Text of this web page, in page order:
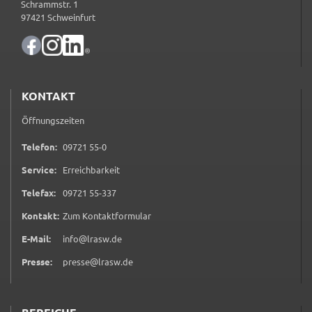
Schrammstr. 1
97421 Schweinfurt
KONTAKT
Öffnungszeiten
Telefon: 09721 55-00 9 7 2 1 5 5 0
Service: Erreichbarkeit
Telefax: 09721 55-3370 9 7 2 1 5 5 3 3 7
Kontakt: Zum Kontaktformular(öffnet in neuem Tab)
E-Mail:
info@lrasw.de
Presse:
presse@lrasw.de
Anzeige Google Kartendienst
bayern_atlas
Anbieter:
Landesamt für Digitalisierung, Breitband und
Anzeige Online Kartendienst